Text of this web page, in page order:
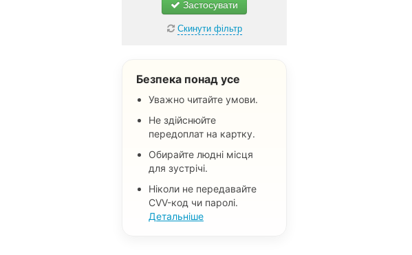
Дитячий транспорт
Застосувати
Скинути фільтр
Безпека понад усе
Уважно читайте умови.
Не здійснюйте
передоплат на картку.
Обирайте людні місця
для зустрічі.
Ніколи не передавайте
CVV-код чи паролі.
Детальніше